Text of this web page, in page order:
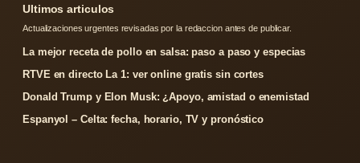
Ultimos articulos
Actualizaciones urgentes revisadas por la redaccion antes de publicar.
La mejor receta de pollo en salsa: paso a paso y especias
RTVE en directo La 1: ver online gratis sin cortes
Donald Trump y Elon Musk: ¿Apoyo, amistad o enemistad
Espanyol – Celta: fecha, horario, TV y pronóstico